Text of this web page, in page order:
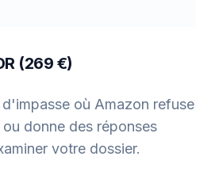
(269 €)
où Amazon refuse
donne des réponses
votre dossier.